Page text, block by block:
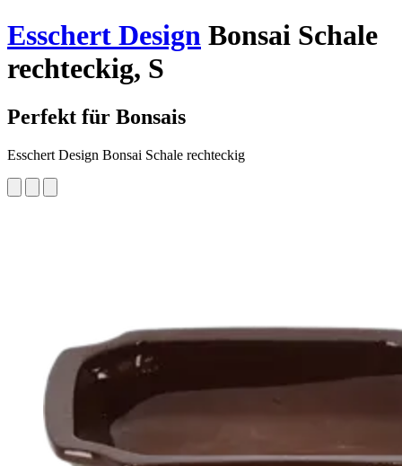
Esschert Design Bonsai Schale
rechteckig, S
Perfekt für Bonsais
Esschert Design Bonsai Schale rechteckig